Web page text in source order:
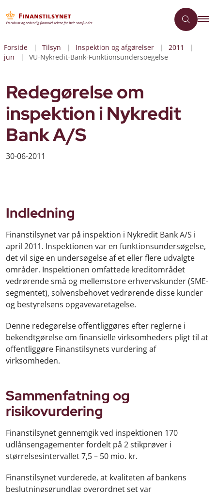
Forside Tilsyn Inspektion og afgørelser
2011
jun
VU-Nykredit-Bank-Funktionsundersoegelse
Redegørelse om
inspektion i Nykredit
Bank A/S
30-06-2011
Indledning
Finanstilsynet var på inspektion i Nykredit Bank A/S i
april 2011. Inspektionen var en funktionsundersøgelse,
det vil sige en undersøgelse af et eller flere udvalgte
områder. Inspektionen omfattede kreditområdet
vedrørende små og mellemstore erhvervskunder (SME-
segmentet), solvensbehovet vedrørende disse kunder
og bestyrelsens opgavevaretagelse.
Denne redegørelse offentliggøres efter reglerne i
bekendtgørelse om finansielle virksomheders pligt til at
offentliggøre Finanstilsynets vurdering af
virksomheden.
Sammenfatning og
risikovurdering
Finanstilsynet gennemgik ved inspektionen 170
udlånsengagementer fordelt på 2 stikprøver i
størrelsesintervallet 7,5 – 50 mio. kr.
Finanstilsynet vurderede, at kvaliteten af bankens
beslutningsgrundlag overordnet set var